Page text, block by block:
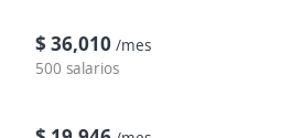
$ 36,010 /mes
500 salarios